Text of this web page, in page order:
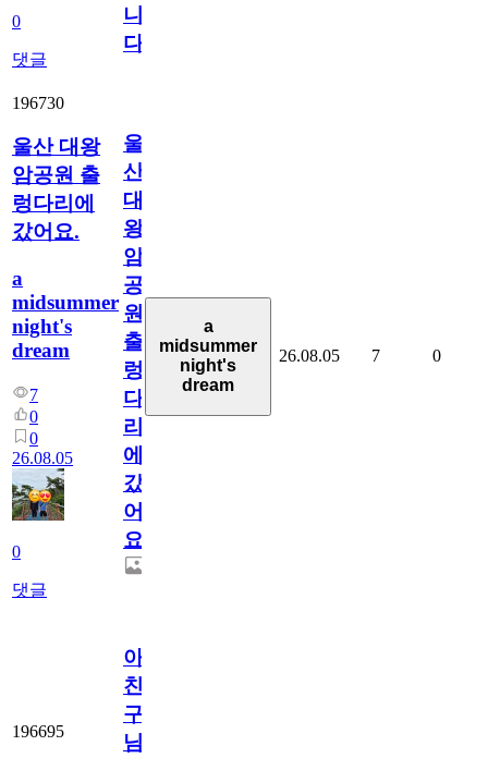
0
댓글
니
다
196730
울산 대왕
암공원 출
렁다리에
갔어요.
a
midsummer
night's
dream
7
0
0
26.08.05
0
댓글
울
산
대
왕
암
공
원
출
렁
다
리
에
갔
어
요.
a
midsummer
night's
dream
26.08.05 7 0
196695
아.
친
구
님